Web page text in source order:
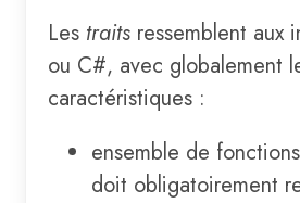
Les traits ressemblent aux
ou C#, avec globalement
caractéristiques :
ensemble de
doit obligatoirement